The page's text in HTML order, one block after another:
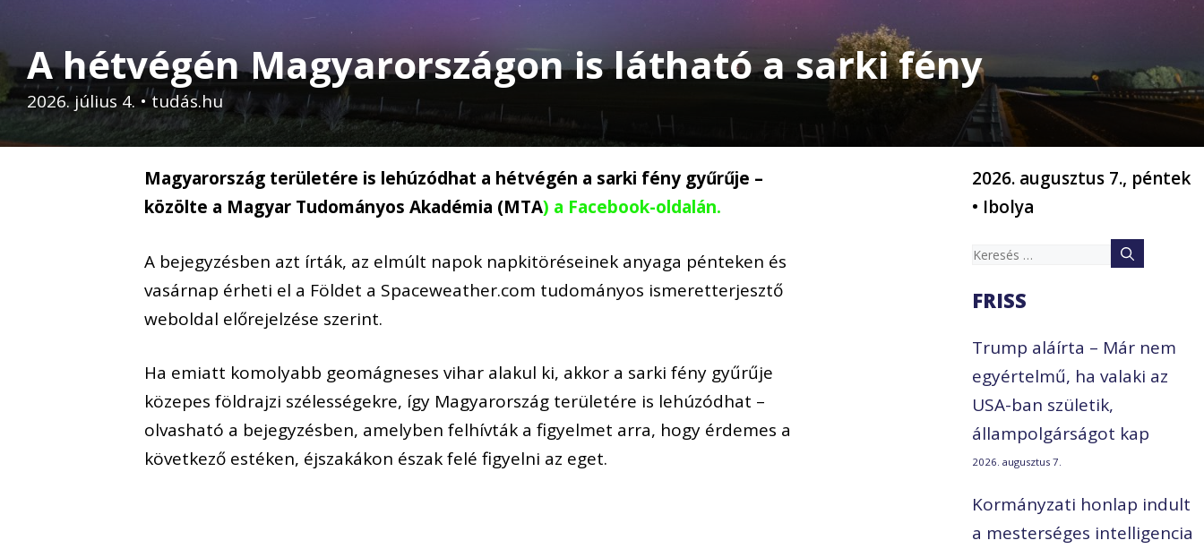
A hétvégén Magyarországon is látható a sarki fény
2026. július 4. •tudás.hu
Magyarország területére is lehúzódhat a hétvégén a sarki fény gyűrűje –
közölte a Magyar Tudományos Akadémia (MTA) a Facebook-oldalán.
A bejegyzésben azt írták, az elmúlt napok napkitöréseinek anyaga pénteken és
vasárnap érheti el a Földet a Spaceweather.com tudományos ismeretterjesztő
weboldal előrejelzése szerint.
Ha emiatt komolyabb geomágneses vihar alakul ki, akkor a sarki fény gyűrűje
közepes földrajzi szélességekre, így Magyarország területére is lehúzódhat –
olvasható a bejegyzésben, amelyben felhívták a figyelmet arra, hogy érdemes a
következő estéken, éjszakákon észak felé figyelni az eget.
2026. augusztus 7., péntek
• Ibolya
Keresés:
FRISS
Trump aláírta – Már nem
egyértelmű, ha valaki az
USA-ban születik,
állampolgárságot kap
2026. augusztus 7.
Kormányzati honlap indult
a mesterséges intelligencia